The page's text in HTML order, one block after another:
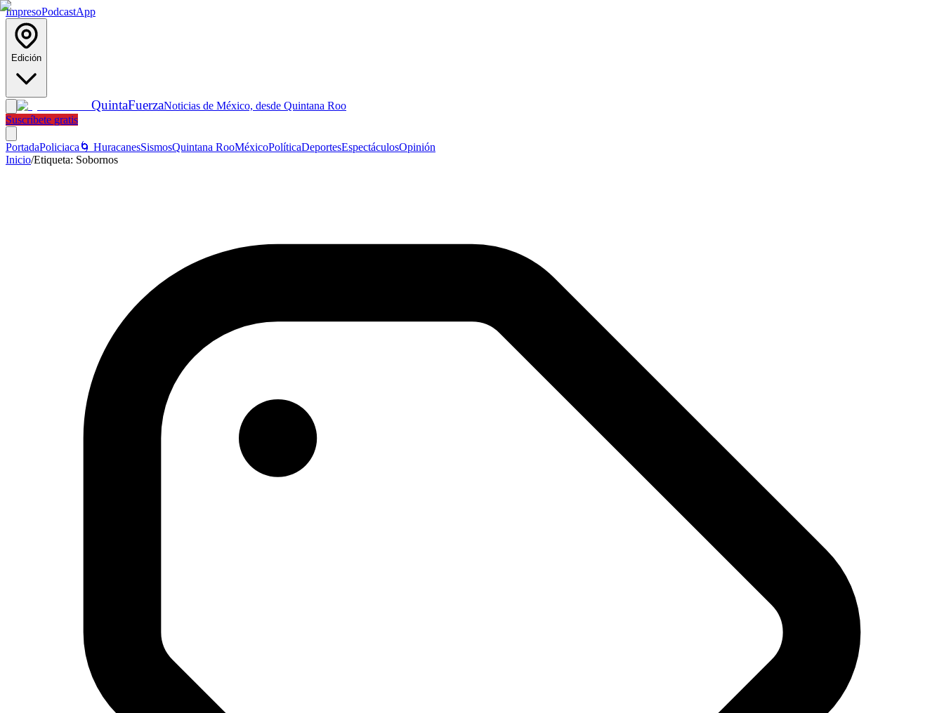
ImpresoPodcastApp
Edición
QuintaFuerzaNoticias de México, desde Quintana Roo
Suscríbete gratis
PortadaPoliciaca 🌀 HuracanesSismosQuintana RooMéxicoPolíticaDeportesEspectáculosOpinión
Inicio/Etiqueta: Sobornos